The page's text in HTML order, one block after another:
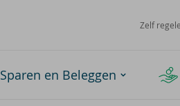
Zelf
Sparen en Beleggen